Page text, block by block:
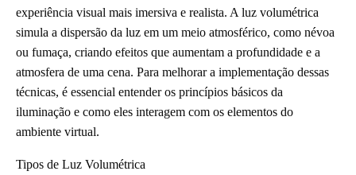
experiência visual mais imersiva e realista. A luz volumétrica
simula a dispersão da luz em um meio atmosférico, como névoa
ou fumaça, criando efeitos que aumentam a profundidade e a
atmosfera de uma cena. Para melhorar a implementação dessas
técnicas, é essencial entender os princípios básicos da
iluminação e como eles interagem com os elementos do
ambiente virtual.
Tipos de Luz Volumétrica